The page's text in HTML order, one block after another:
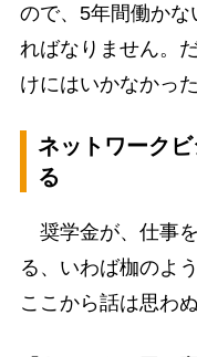
ので、5年間働か
ればなりません。
けにはいかなかっ
ネットワーク
る
奨学金が、仕事
る、いわば枷のよ
ここから話は思わ